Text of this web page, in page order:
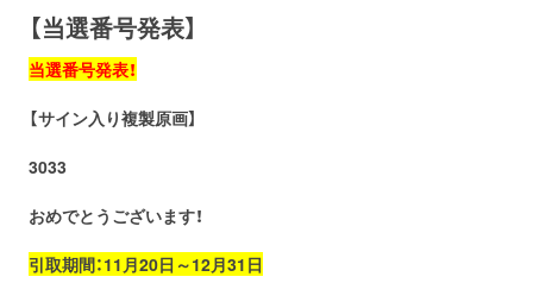
【当選番号発表】
当選番号発表！
【サイン入り複製原画】
3033
おめでとうございます！
引取期間：11月20日～12月31日
お問い合わせ